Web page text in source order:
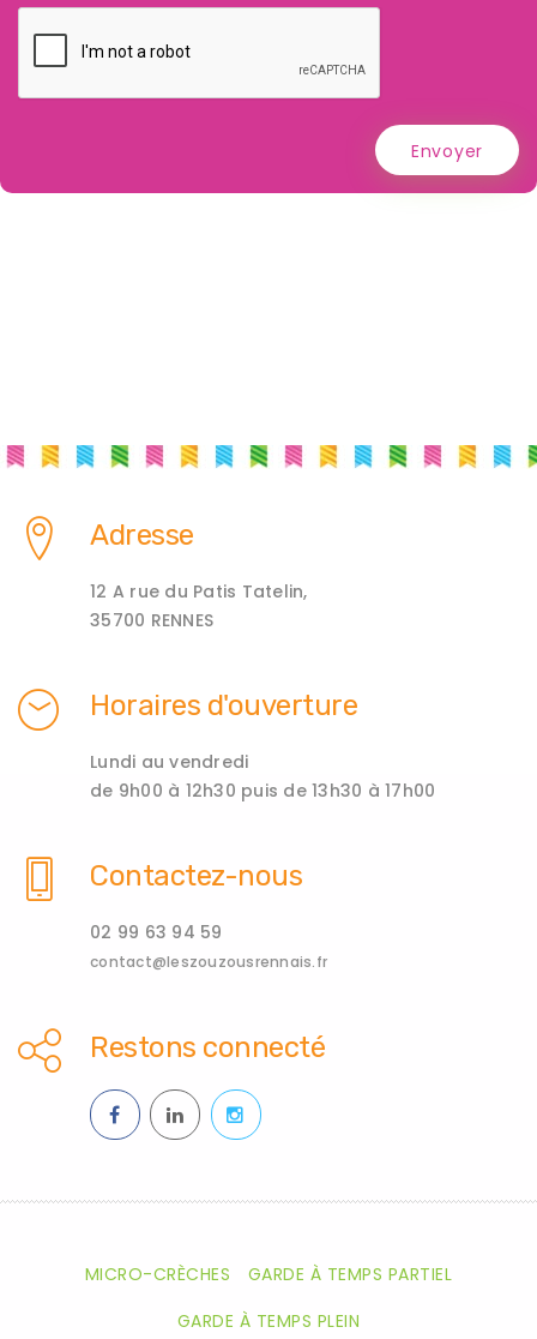
Envoyer
Adresse
12 A rue du Patis Tatelin,
35700 RENNES
Horaires d'ouverture
Lundi au vendredi
de 9h00 à 12h30 puis de 13h30 à 17h00
Contactez-nous
02 99 63 94 59
contact@leszouzousrennais.fr
Restons connecté
MICRO-CRÈCHES
GARDE À TEMPS PARTIEL
GARDE À TEMPS PLEIN